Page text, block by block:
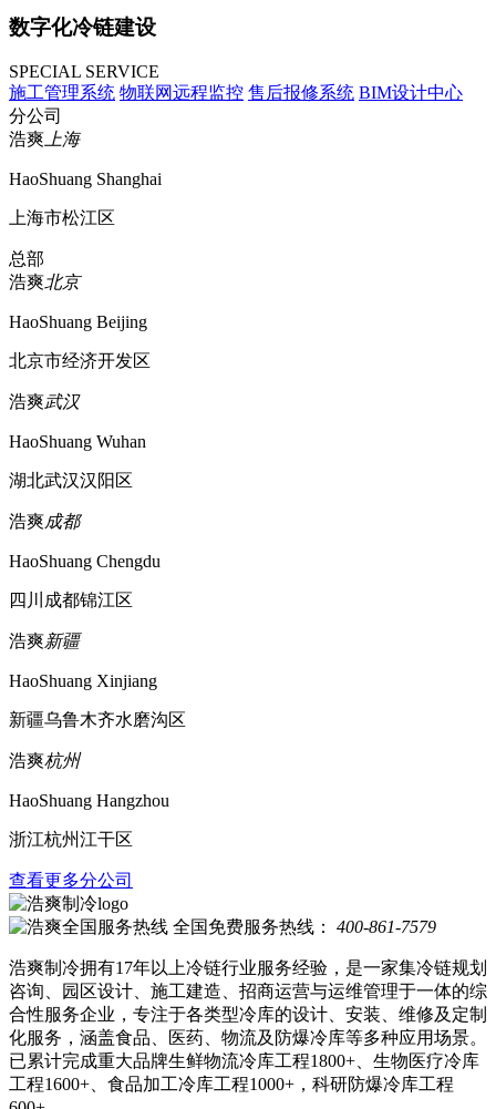
数字化冷链建设
SPECIAL SERVICE
施工管理系统 物联网远程监控 售后报修系统 BIM设计中心
分公司
浩爽上海
HaoShuang Shanghai
上海市松江区
总部
浩爽北京
HaoShuang Beijing
北京市经济开发区
浩爽武汉
HaoShuang Wuhan
湖北武汉汉阳区
浩爽成都
HaoShuang Chengdu
四川成都锦江区
浩爽新疆
HaoShuang Xinjiang
新疆乌鲁木齐水磨沟区
浩爽杭州
HaoShuang Hangzhou
浙江杭州江干区
查看更多分公司
全国免费服务热线： 400-861-7579
浩爽制冷拥有17年以上冷链行业服务经验，是一家集冷链规划
咨询、园区设计、施工建造、招商运营与运维管理于一体的综
合性服务企业，专注于各类型冷库的设计、安装、维修及定制
化服务，涵盖食品、医药、物流及防爆冷库等多种应用场景。
已累计完成重大品牌生鲜物流冷库工程1800+、生物医疗冷库
工程1600+、食品加工冷库工程1000+，科研防爆冷库工程